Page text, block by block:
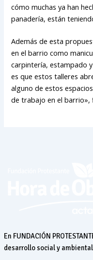
cómo muchas ya han
panadería, están
Además de esta
en el barrio como
carpintería, estampado
es que estos talleres
alguno de estos
de trabajo en el barrio»,
En FUNDACIÓN
desarrollo social y